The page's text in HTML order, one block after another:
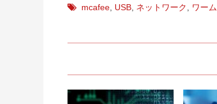
mcafee USB ネットワーク ワーム